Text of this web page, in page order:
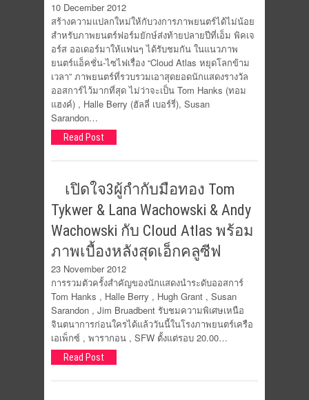
10 December 2012
สร้างความแปลกใหม่ให้กับวงการภาพยนตร์ได้ไม่น้อย
สำหรับภาพยนตร์ฟอร์มยักษ์ส่งท้ายปลายปีที่เอ็ม พิคเจ
อร์ส ออเดอร์มาให้แฟนๆ ได้รับชมกัน ในแนวภาพ
ยนตร์แอ็คชั่น-ไซไฟเรื่อง “Cloud Atlas หยุดโลกข้าม
เวลา” ภาพยนตร์ที่รวบรวมเอาสุดยอดนักแสดงรางวัล
ออสการ์ไว้มากที่สุด ไม่ว่าจะเป็น Tom Hanks (ทอม
แฮงค์) , Halle Berry (ฮัลลี่ เบอร์รี่), Susan
Sarandon…
Read Post
เปิดใจ3ผู้​กำกับมือทอ​ง Tom
Tykwer & Lana Wachowski & Andy
Wachowski กับ Cloud Atlas พร้อม
ภาพเบื้​องหลังสุดเอ็​กคลูซีฟ
23 November 2012
การรวมตัวครั้งสำคัญของนักแสดงนำระดับออสการ์
Tom Hanks , Halle Berry , Hugh Grant , Susan
Sarandon , Jim Bruadbent รับชมความพิเศษเหนือ
จินตนาการก่อนใครได้แล้ววันนี้ในโรงภาพยนตร์เครือ
เอเพ็กซ์ , พารากอน , SFW ตั้งแต่รอบ 20.00…
Read Post